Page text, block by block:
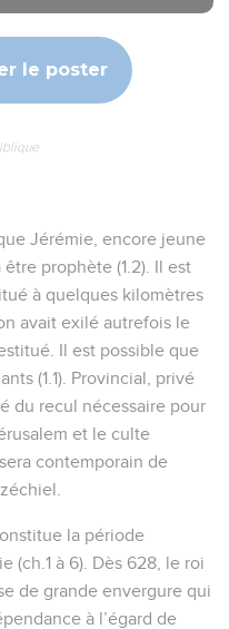
le poster
Jérémie, encore jeune
prophète (1.2). Il est
à quelques kilomètres
avait exilé autrefois le
Il est possible que
(1.1). Provincial, privé
du recul nécessaire pour
et le culte
contemporain de
la période
(ch.1 à 6). Dès 628, le roi
de grande envergure qui
à l’égard de